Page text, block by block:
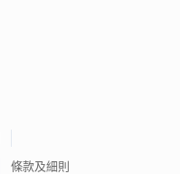
條款及細則